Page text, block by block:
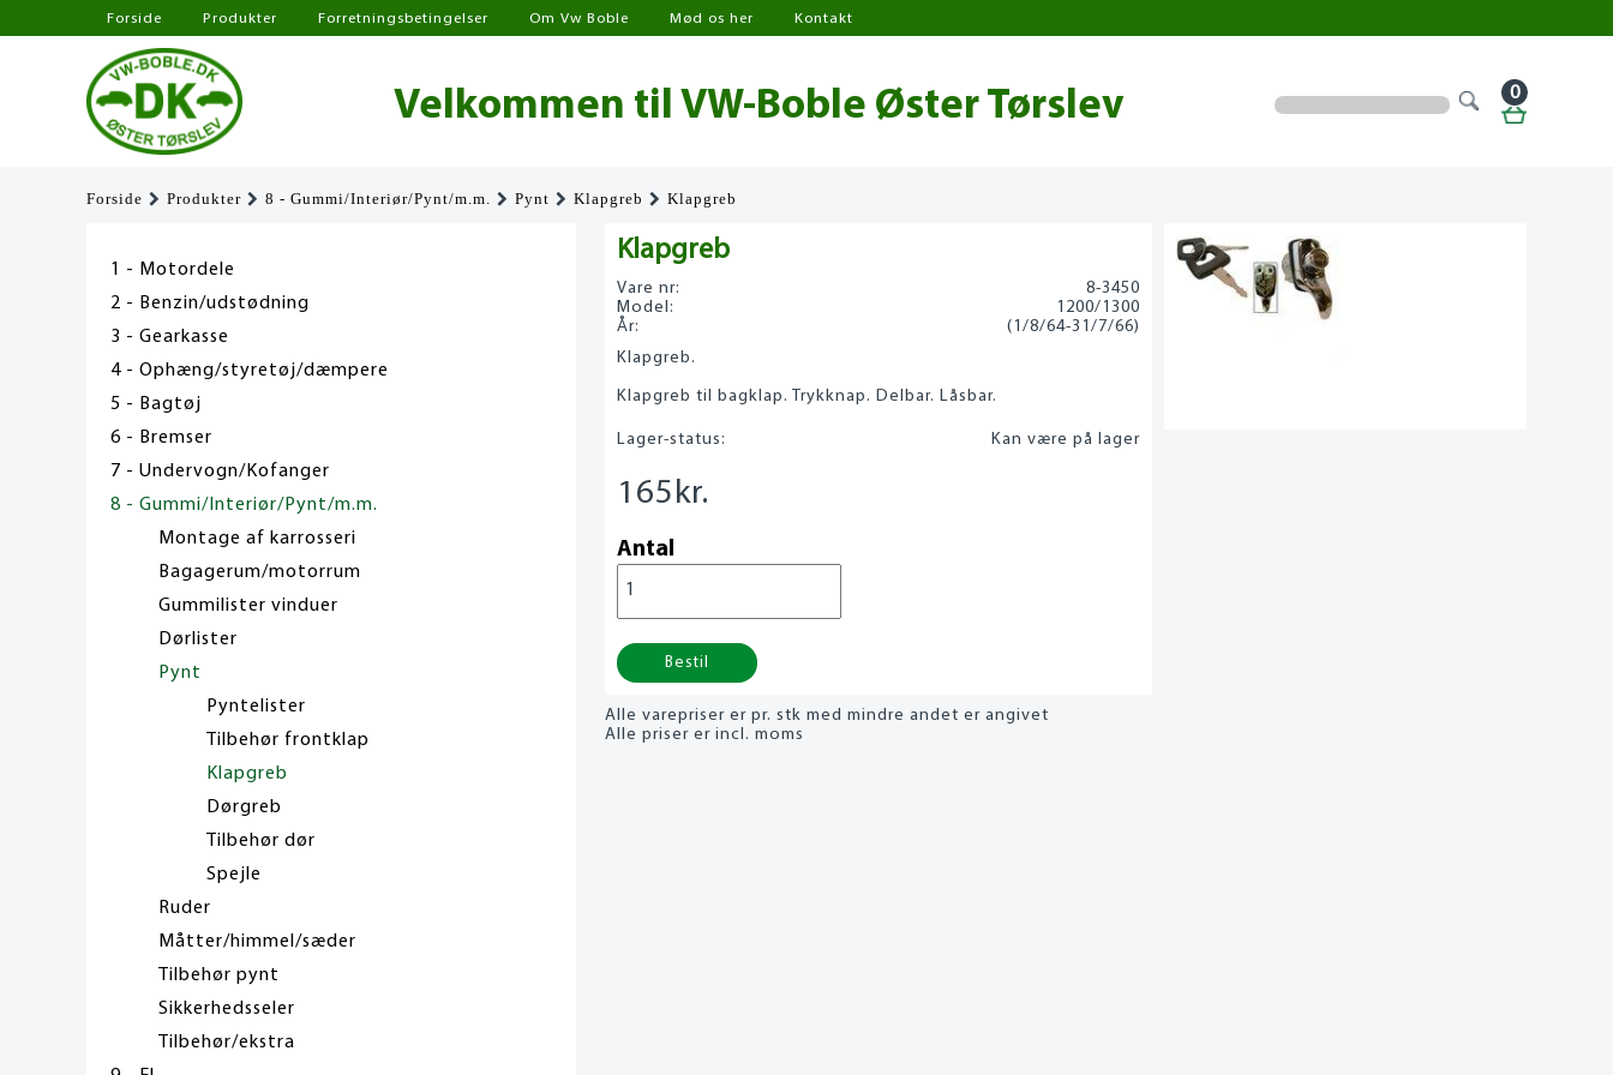
Forside Produkter Forretningsbetingelser Om Vw Boble Mød os her Kontakt
Velkommen til VW-Boble Øster Tørslev 0
Forside Produkter 8 - Gummi/Interiør/Pynt/m.m. Pynt Klapgreb Klapgreb
1 - Motordele
2 - Benzin/udstødning
3 - Gearkasse
4 - Ophæng/styretøj/dæmpere
5 - Bagtøj
6 - Bremser
7 - Undervogn/Kofanger
8 - Gummi/Interiør/Pynt/m.m.
Montage af karrosseri
Bagagerum/motorrum
Gummilister vinduer
Dørlister
Pynt
Pyntelister
Tilbehør frontklap
Klapgreb
Dørgreb
Tilbehør dør
Spejle
Ruder
Måtter/himmel/sæder
Tilbehør pynt
Sikkerhedsseler
Tilbehør/ekstra
Klapgreb
Vare nr:
8-3450
Model:
1200/1300
År:
(1/8/64-31/7/66)
Klapgreb.
Klapgreb til bagklap. Trykknap. Delbar. Låsbar.
Lager-status: Kan være på lager
165 kr.
Antal
Bestil
Alle varepriser er pr. stk med mindre andet er angivet
Alle priser er incl. moms